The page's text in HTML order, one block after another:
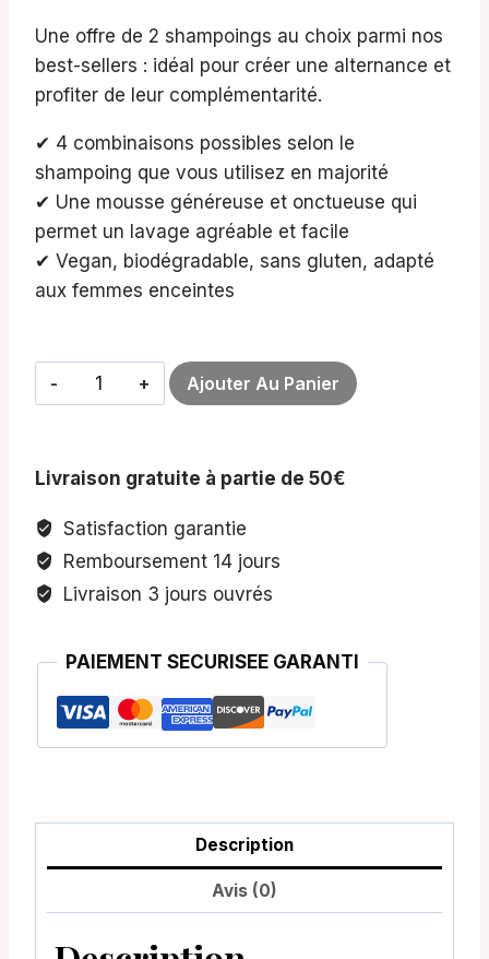
Une offre de 2 shampoings au choix parmi nos
best-sellers : idéal pour créer une alternance et
profiter de leur complémentarité.
✔ 4 combinaisons possibles selon le
shampoing que vous utilisez en majorité
✔ Une mousse généreuse et onctueuse qui
permet un lavage agréable et facile
✔ Vegan, biodégradable, sans gluten, adapté
aux femmes enceintes
quantité
de
shampoings
Ajouter Au Panier
Livraison gratuite à partie de 50€
Satisfaction garantie
Remboursement 14 jours
Livraison 3 jours ouvrés
PAIEMENT SECURISEE GARANTI
Description
Avis (0)